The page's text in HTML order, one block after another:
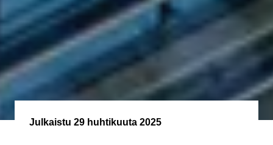
Julkaistu 29 huhtikuuta 2025